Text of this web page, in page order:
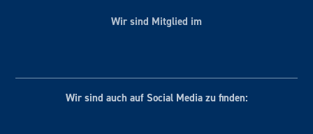
Wir sind Mitglied im
Wir sind auch auf Social Media zu finden: